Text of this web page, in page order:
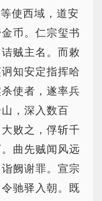
使西域，道安
币。仁宗玺书
贼主名。而敕
知安定指挥哈
使者，遂率兵
，深入数百
败之，俘斩千
曲先贼闻风远
阙谢罪。宣宗
驰驿入朝。既